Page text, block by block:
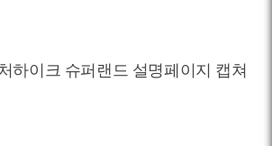
하이크 슈퍼랜드 설명페이지 캡쳐